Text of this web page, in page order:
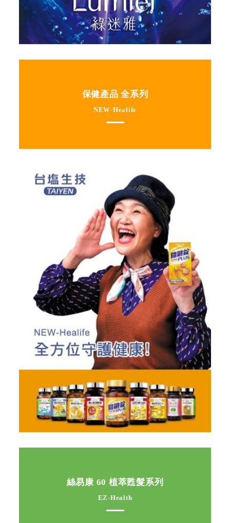
保健產品 全系列
NEW-Healife
絲易康 60 植萃甦髮系列
EZ-Health